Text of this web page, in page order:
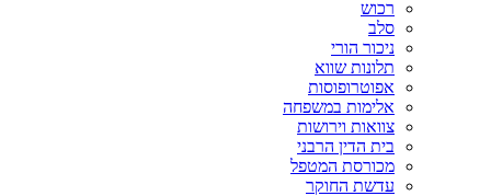
רכוש
סלב
ניכור הורי
תלונות שווא
אפוטרופוסות
אלימות במשפחה
צוואות וירושות
בית הדין הרבני
מכורסת המטפל
עדשת החוקר